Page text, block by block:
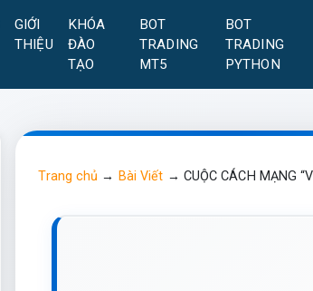
GIỚI
THIỆU
KHÓA
ĐÀO
TẠO
BOT
TRADING
MT5
BOT
TRADING
PYTHON
Trang chủ → Bài Viết → CUỘC CÁCH MẠNG